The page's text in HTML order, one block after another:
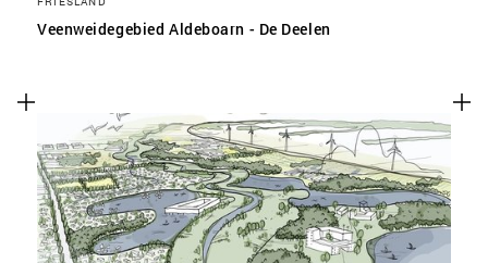
Veenweidegebied Aldeboarn - De Deelen